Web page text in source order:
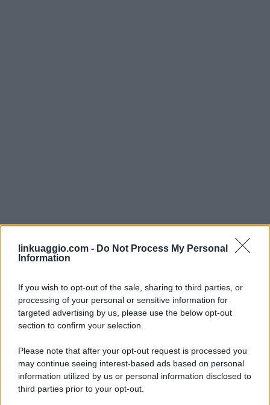
linkuaggio.com - Do Not Process My Personal
Information
If you wish to opt-out of the sale, sharing to third parties, or
processing of your personal or sensitive information for
targeted advertising by us, please use the below opt-out
section to confirm your selection.
Please note that after your opt-out request is processed you
may continue seeing interest-based ads based on personal
information utilized by us or personal information disclosed to
third parties prior to your opt-out.